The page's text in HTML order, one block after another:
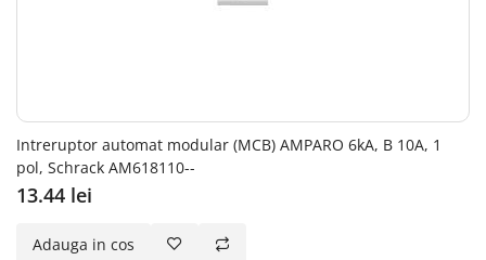
Intreruptor automat modular (MCB) AMPARO 6kA, B 10A, 1
pol, Schrack AM618110--
13.44 lei
Adauga in cos